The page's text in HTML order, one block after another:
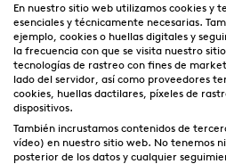
En nuestro sitio web utilizamos cookies y
esenciales y técnicamente necesarias.
ejemplo, cookies o huellas digitales y
la frecuencia con que se visita nuestro
tecnologías de rastreo con fines de
lado del servidor, así como proveedores
cookies, huellas dactilares, píxeles de
dispositivos.
También incrustamos contenidos de
vídeo) en nuestro sitio web. No tenemos
posterior de los datos y cualquier